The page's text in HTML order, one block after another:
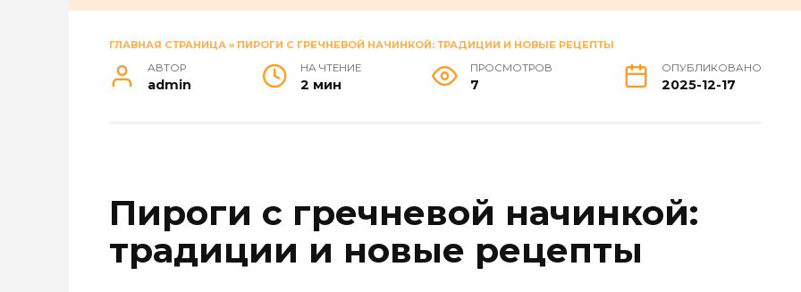
ГЛАВНАЯ СТРАНИЦА » ПИРОГИ С ГРЕЧНЕВОЙ НАЧИНКОЙ: ТРАДИЦИИ И НОВЫЕ РЕЦЕПТЫ
АВТОР
admin
НА ЧТЕНИЕ
2 мин
ПРОСМОТРОВ
7
ОПУБЛИКОВАНО
2025-12-17
Пироги с гречневой начинкой:
традиции и новые рецепты